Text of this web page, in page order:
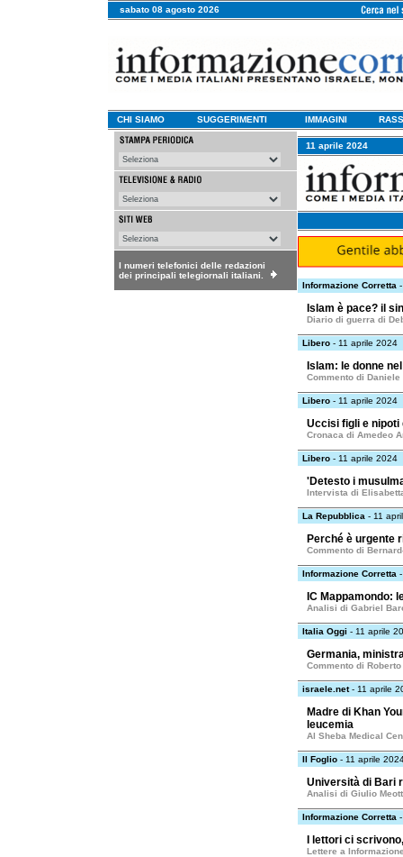
sabato 08 agosto 2026
CHI SIAMO SUGGERIMENTI IMMAGINI
I numeri telefonici delle redazioni
dei principali telegiornali italiani.
11 aprile 2024
Informazione Corretta
Islam è pace? il
Diario di guerra di
Libero - 11 aprile 2024
Islam: le donne
Commento di Daniele
Libero - 11 aprile 2024
Uccisi figli e nipoti
Cronaca di Amedeo
Libero - 11 aprile 2024
'Detesto i
Intervista di
La Repubblica - 11
Perché è urgente
Commento di
Informazione Corretta
IC Mappamondo:
Analisi di Gabriel
Italia Oggi - 11 aprile
Germania,
Commento di
israele.net- 11 aprile
Madre di Khan
leucemia
Al Sheba Medical
Il Foglio - 11 aprile
Università di Bari
Analisi di Giulio
Informazione Corretta
I lettori ci
Lettere a